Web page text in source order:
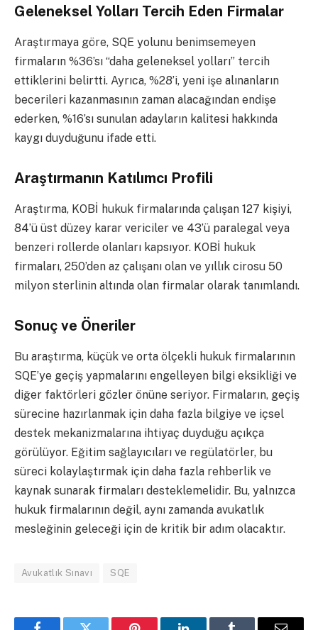
Geleneksel Yolları Tercih Eden Firmalar
Araştırmaya göre, SQE yolunu benimsemeyen
firmaların %36’sı “daha geleneksel yolları” tercih
ettiklerini belirtti. Ayrıca, %28’i, yeni işe alınanların
becerileri kazanmasının zaman alacağından endişe
ederken, %16’sı sunulan adayların kalitesi hakkında
kaygı duyduğunu ifade etti.
Araştırmanın Katılımcı Profili
Araştırma, KOBİ hukuk firmalarında çalışan 127 kişiyi,
84’ü üst düzey karar vericiler ve 43’ü paralegal veya
benzeri rollerde olanları kapsıyor. KOBİ hukuk
firmaları, 250’den az çalışanı olan ve yıllık cirosu 50
milyon sterlinin altında olan firmalar olarak tanımlandı.
Sonuç ve Öneriler
Bu araştırma, küçük ve orta ölçekli hukuk firmalarının
SQE’ye geçiş yapmalarını engelleyen bilgi eksikliği ve
diğer faktörleri gözler önüne seriyor. Firmaların, geçiş
sürecine hazırlanmak için daha fazla bilgiye ve içsel
destek mekanizmalarına ihtiyaç duyduğu açıkça
görülüyor. Eğitim sağlayıcıları ve regülatörler, bu
süreci kolaylaştırmak için daha fazla rehberlik ve
kaynak sunarak firmaları desteklemelidir. Bu, yalnızca
hukuk firmalarının değil, aynı zamanda avukatlık
mesleğinin geleceği için de kritik bir adım olacaktır.
Avukatlık Sınavı SQE